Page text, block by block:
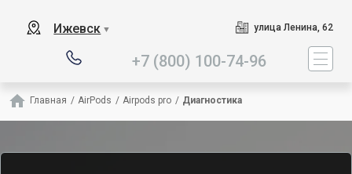
Ижевск ▼ улица Ленина, 62
+7 (800) 100-74-96
Главная / AirPods / Airpods pro / Диагностика